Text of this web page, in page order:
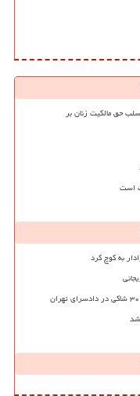
حق مالکیت زنان بر
است
به کوچ کرد
شد